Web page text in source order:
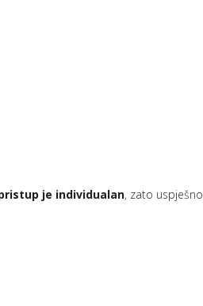
je individualan, zato uspješno